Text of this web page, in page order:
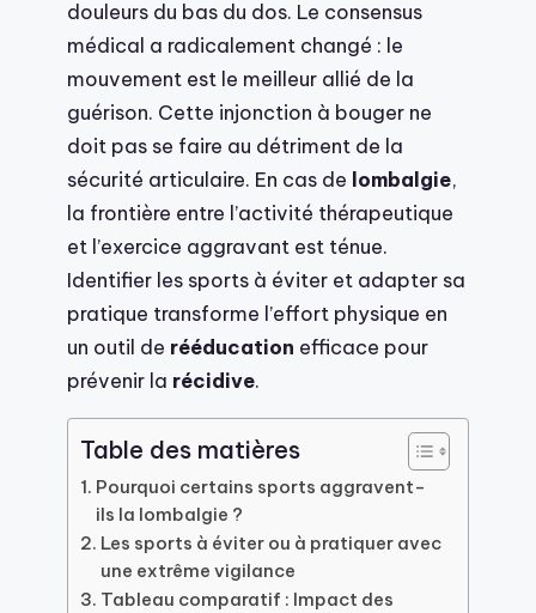
douleurs du bas du dos. Le consensus
médical a radicalement changé : le
mouvement est le meilleur allié de la
guérison. Cette injonction à bouger ne
doit pas se faire au détriment de la
sécurité articulaire. En cas de lombalgie,
la frontière entre l’activité thérapeutique
et l’exercice aggravant est ténue.
Identifier les sports à éviter et adapter sa
pratique transforme l’effort physique en
un outil de rééducation efficace pour
prévenir la récidive.
Table des matières
Pourquoi certains sports aggravent-
ils la lombalgie ?
Les sports à éviter ou à pratiquer avec
une extrême vigilance
Tableau comparatif : Impact des